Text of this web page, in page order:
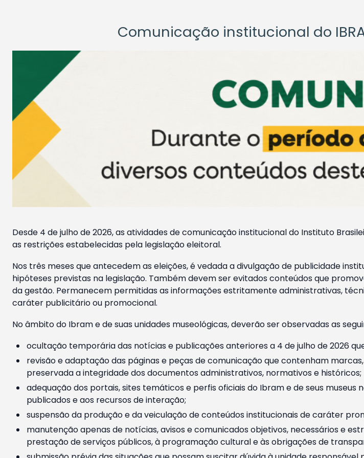
Comunicação institucional do
Desde 4 de julho de 2026, as atividades de comunicação institucional do Instituto
as restrições estabelecidas pela legislação eleitoral.
Nos três meses que antecedem as eleições, é vedada a divulgação de publicidade
hipóteses previstas na legislação. Também devem ser evitados conteúdos que
da gestão. Permanecem permitidas as informações estritamente administrativas,
caráter publicitário ou promocional.
No âmbito do Ibram e de suas unidades museológicas, deverão ser observadas as
ocultação temporária das notícias e publicações anteriores a 4 de julho de 2026
revisão e adaptação das páginas e peças de comunicação que contenham
preservada a integridade dos documentos administrativos, normativos e históricos;
adequação dos portais, sites temáticos e perfis oficiais do Ibram e de seus museus
publicados e aos recursos de interação;
suspensão da produção e da veiculação de conteúdos institucionais de caráter
manutenção apenas de notícias, avisos e comunicados objetivos, necessários e
prestação de serviços públicos, à programação cultural e às obrigações de